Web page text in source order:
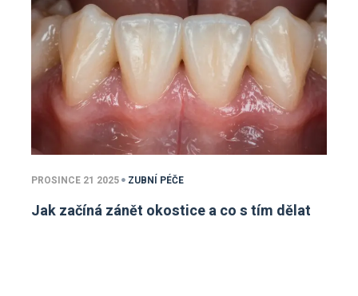
PROSINCE 21 2025 ZUBNÍ PÉČE
Jak začíná zánět okostice a co s tím dělat